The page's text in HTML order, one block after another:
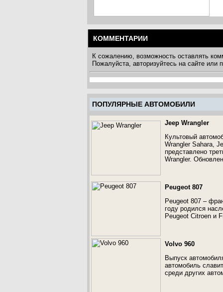
КОММЕНТАРИИ
К сожалению, возможность оставлять
Пожалуйста, авторизуйтесь на сайте
ПОПУЛЯРНЫЕ АВТОМОБИЛИ
Jeep Wrangler
Культовый
Wrangler Sahara,
представлено
Wrangler.
Peugeot 807
Peugeot 807 –
году родился
Peugeot Citroen и
Volvo 960
Выпуск
автомобиль
среди других